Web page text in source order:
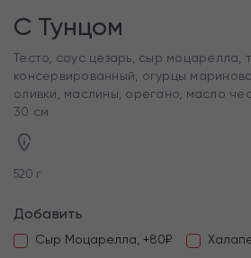
С Тунцом
Тесто, соус цезарь, сыр моцарелла,
консервированный, огурцы
оливки, маслины, орегано, масло
30 см
520 г
Добавить
Сыр Моцарелла, +80₽